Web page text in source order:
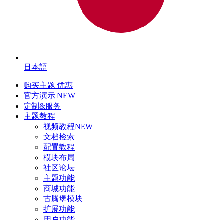
日本語
购买主题 优惠
官方演示 NEW
定制&服务
主题教程
视频教程NEW
文档检索
配置教程
模块布局
社区论坛
主题功能
商城功能
古腾堡模块
扩展功能